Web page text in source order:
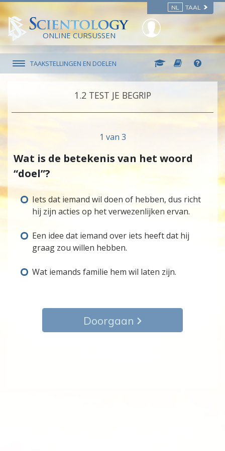
NL TAAL
ONLINE CURSUSSEN
TAAKSTELLINGEN EN DOELEN
1.‎2 TEST JE BEGRIP
1 van 3
Wat is de betekenis van het woord
“doel”?
Iets dat iemand wil doen of hebben, dus richt
hij zijn acties op het verwezenlijken ervan.
Een idee dat iemand over iets heeft dat hij
graag zou willen hebben.
Wat iemands familie hem wil laten zijn.
Doorgaan